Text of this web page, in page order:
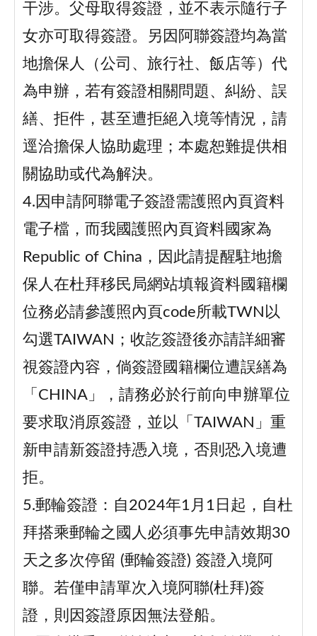
干涉。父母取得簽證，並不表示隨行子
女亦可取得簽證。另因阿聯簽證均為當
地擔保人（公司、旅行社、飯店等）代
為申辦，若有簽證相關問題、糾紛、誤
繕、拒件，甚至遭拒絕入境等情況，請
逕洽擔保人協助處理；本處恕難提供相
關協助或代為解決。
4.因申請阿聯電子簽證需護照內頁資料
電子檔，而我國護照內頁資料國家為
Republic of China，因此請提醒駐地擔
保人在杜拜移民局網站填報資料國籍欄
位務必請參護照內頁code所載TWN以
勾選TAIWAN；收訖簽證後亦請詳細審
視簽證內容，倘簽證國籍欄位遭誤繕為
「CHINA」，請務必於行前向申辦單位
要求取消原簽證，並以「TAIWAN」重
新申請新簽證持憑入境，否則恐入境遭
拒。
5.郵輪簽證：自2024年1月1日起，自杜
拜搭乘郵輪之國人必須事先申請效期30
天之多次停留 (郵輪簽證) 簽證入境阿
聯。若僅申請單次入境阿聯(杜拜)簽
證，則因簽證原因無法登船。